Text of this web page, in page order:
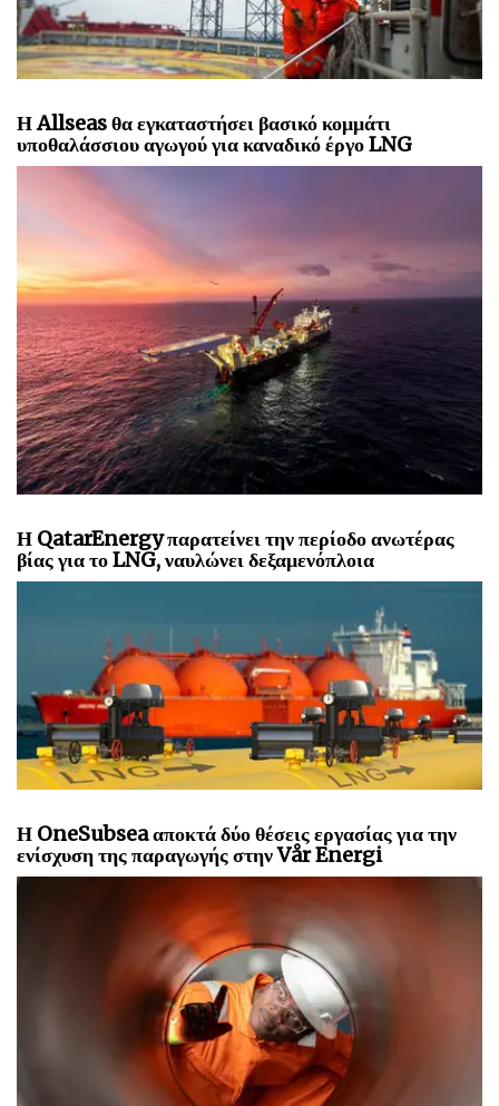
Η Allseas θα εγκαταστήσει βασικό κομμάτι
υποθαλάσσιου αγωγού για καναδικό έργο LNG
Η QatarEnergy παρατείνει την περίοδο ανωτέρας
βίας για το LNG, ναυλώνει δεξαμενόπλοια
Η OneSubsea αποκτά δύο θέσεις εργασίας για την
ενίσχυση της παραγωγής στην Vår Energi